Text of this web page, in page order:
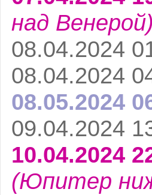
над
08.04.2024
08.04.2024
08.05.2024
09.04.2024
10.04.2024
(Юпитер